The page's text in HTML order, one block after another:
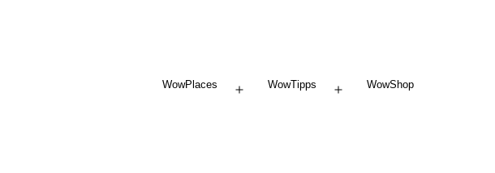
WowPlaces WowTipps WowShop